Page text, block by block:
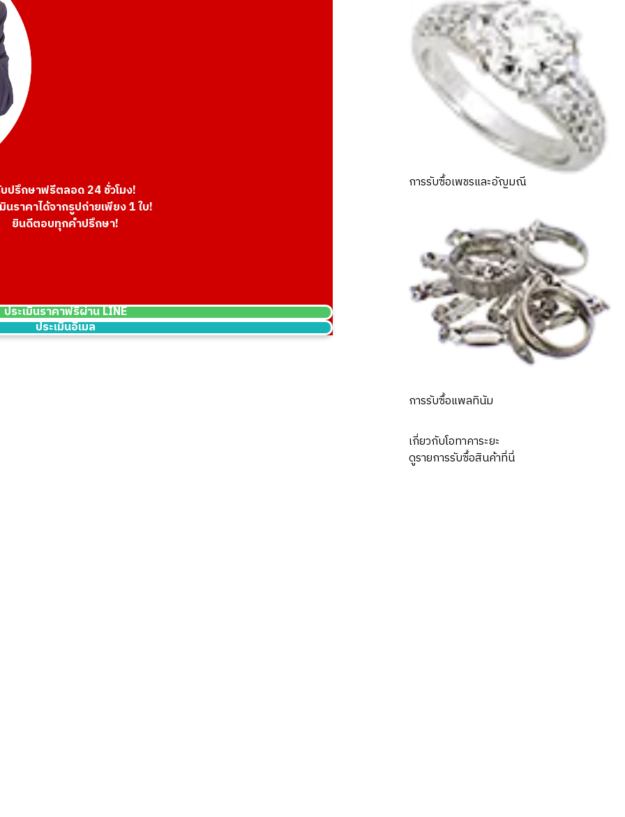
ปรึกษาฟรีตลอด 24 ชั่วโมง!
นราคาได้จากรูปถ่ายเพียง 1 ใบ!
ยินดีตอบทุกคำปรึกษา!
ประเมินราคาฟรีผ่าน LINE
ประเมินอีเมล
การรับซื้อเพชรและอัญมณี
การรับซื้อแพลทินัม
เกี่ยวกับโอทาคาระยะ
ดูรายการรับซื้อสินค้าที่นี่